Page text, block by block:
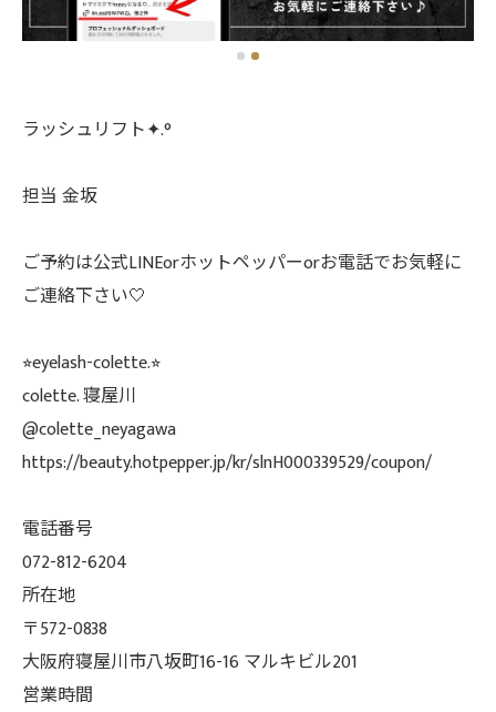
ラッシュリフト✦.°
担当 金坂
ご予約は公式LINEorホットペッパーorお電話でお気軽に
ご連絡下さい🤍
⭐︎eyelash-colette.⭐︎
colette. 寝屋川
@colette_neyagawa
https://beauty.hotpepper.jp/kr/slnH000339529/coupon/
電話番号
072-812-6204
所在地
〒572-0838
大阪府寝屋川市八坂町16-16 マルキビル201
営業時間